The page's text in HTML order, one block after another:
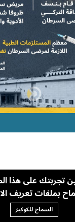
على هذا
بملفات تعريف
السماح للكوكيز